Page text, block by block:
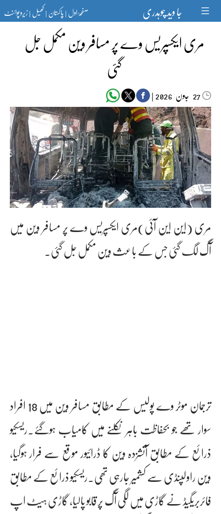
content جا وید چوہدری صفحۂ اول|پاکستان|کھیل|زیرو پوائنٹ
مری ایکسپریس وے پر مسافر وین مکمل جل
گئی
27 جون‬‮ |
مری (این این آئی)مری ایکسپریس وے پر مسافر وین میں
آگ لگ گئی جس کے باعث وین مکمل جل گئی۔
ترجمان موٹر وے پولیس کے مطابق مسافر وین میں 18 افراد
سوار تھے جو بحفاظت باہر نکلنے میں کامیاب ہوگئے۔ریسکیو
ذرائع کے مطابق آتشزدہ وین کا ڈرائیور موقع سے فرار ہوگیا،
وین راولپنڈی سے کشمیر جارہی تھی۔ریسکیو ذرائع کے مطابق
فائربریگیڈ نے گاڑی میں لگی آگ پر قابو پالیا، گاڑی ہیٹ اپ